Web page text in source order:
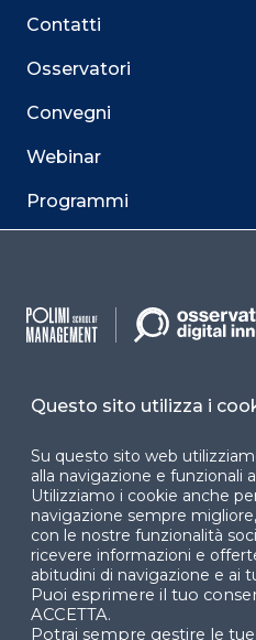
Contatti
Osservatori
Convegni
Webinar
Programmi
YouTube X
Questo sito utilizza i
Su questo sito web
alla navigazione e funzionali
Utilizziamo i cookie anche
navigazione sempre
con le nostre funzionalità
ricevere informazioni e
abitudini di navigazione e ai
Puoi esprimere il tuo
ACCETTA.
Potrai sempre gestire le